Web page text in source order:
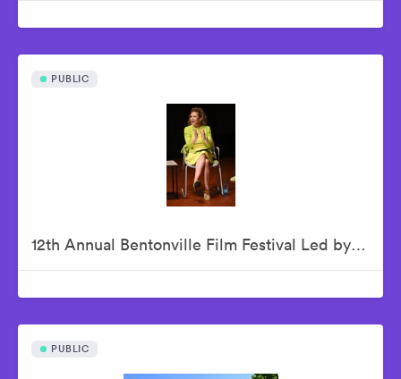
PUBLIC
12th Annual Bentonville Film Festival Led by Geena Davis - June 19, 2026
PUBLIC